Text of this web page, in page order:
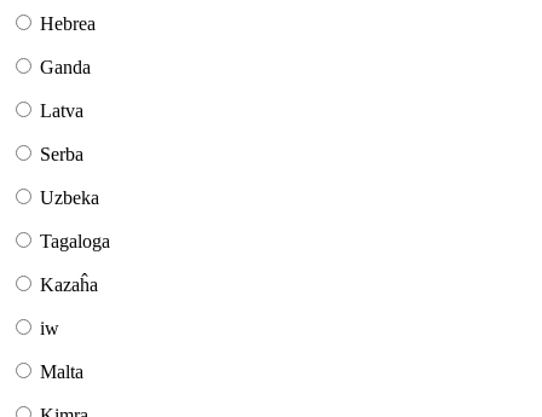
Hebrea
Ganda
Latva
Serba
Uzbeka
Tagaloga
Kazaĥa
iw
Malta